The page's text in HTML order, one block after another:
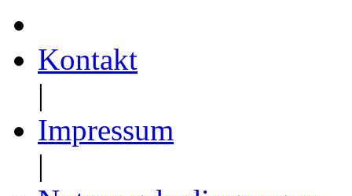
Kontakt
|
Impressum
|